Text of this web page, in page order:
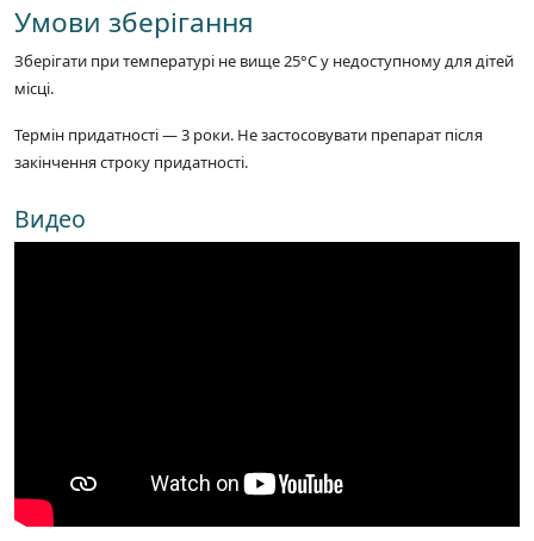
Умови зберігання
Зберігати при температурі не вище 25°C у недоступному для дітей
місці.
Термін придатності — 3 роки. Не застосовувати препарат після
закінчення строку придатності.
Видео